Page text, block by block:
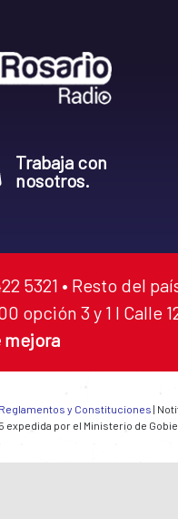
Trabaja con
nosotros.
5321 • Resto del
opción 3 y 1 I Calle
mejora
y Constituciones |
por el Ministerio de